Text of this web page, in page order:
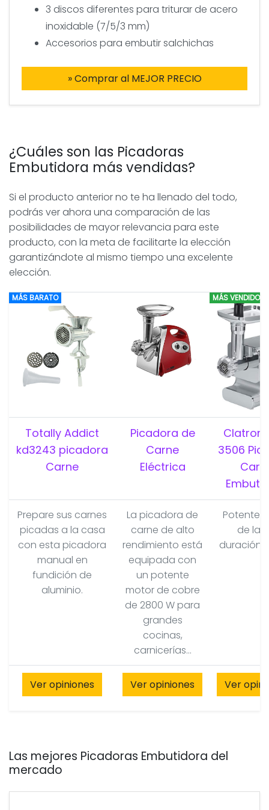
3 discos diferentes para triturar de acero
inoxidable (7/5/3 mm)
Accesorios para embutir salchichas
» Comprar al MEJOR PRECIO
¿Cuáles son las Picadoras
Embutidora más vendidas?
Si el producto anterior no te ha llenado del todo,
podrás ver ahora una comparación de las
posibilidades de mayor relevancia para este
producto, con la meta de facilitarte la elección
garantizándote al mismo tiempo una excelente
elección.
MÁS BARATO MÁS VENDIDO
Totally Addict
kd3243 picadora
Carne
Picadora de
Carne
Eléctrica
3506
Prepare sus carnes
picadas a la casa
con esta picadora
manual en
fundición de
aluminio.
La picadora de
carne de alto
rendimiento está
equipada con
un potente
motor de cobre
de 2800 W para
grandes
cocinas,
carnicerías...
Potente
de
duración
Ver opiniones Ver opiniones Ver
Las mejores Picadoras Embutidora del
mercado